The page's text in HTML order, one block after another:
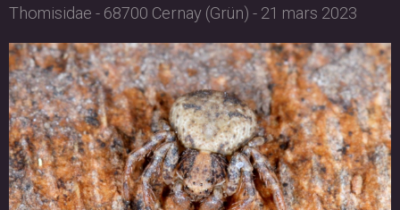
Thomisidae - 68700 Cernay (Grün) - 21 mars 2023